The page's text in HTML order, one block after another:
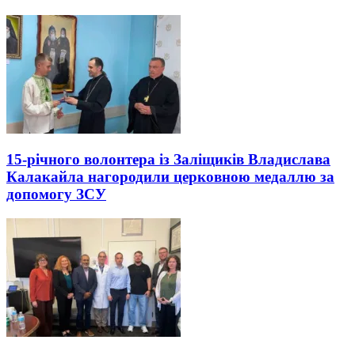
15-річного волонтера із Заліщиків Владислава
Калакайла нагородили церковною медаллю за
допомогу ЗСУ